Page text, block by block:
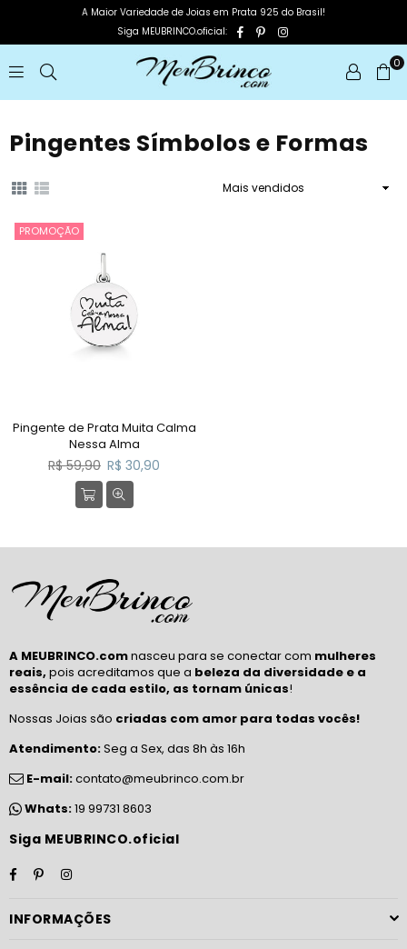
A Maior Variedade de Joias em Prata 925 do Brasil!
Siga MEUBRINCO.oficial:
Facebook
PinterestInstagram
MEUBRINCO
0
Pingentes Símbolos e Formas
Ordenar
PROMOÇÃO
Pingente de Prata Muita Calma
Nessa Alma
Preço
normal
R$ 59,90 R$ 30,90
A MEUBRINCO.comnasceu para se conectar com mulheres
reais, pois acreditamos que a beleza da diversidade e a
essência de cada estilo, as tornam únicas!
Nossas Joias são criadas com amor para todas vocês!
Atendimento:Seg a Sex, das 8h às 16h
E-mail:contato@meubrinco.com.br
Whats:19 99731 8603
Siga MEUBRINCO.oficial
Facebook
PinterestInstagram
INFORMAÇÕES